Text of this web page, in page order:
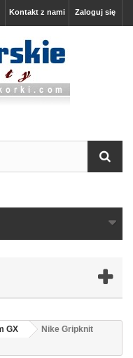
Zaloguj się
Kontakt z nami
GX
Nike Gripknit